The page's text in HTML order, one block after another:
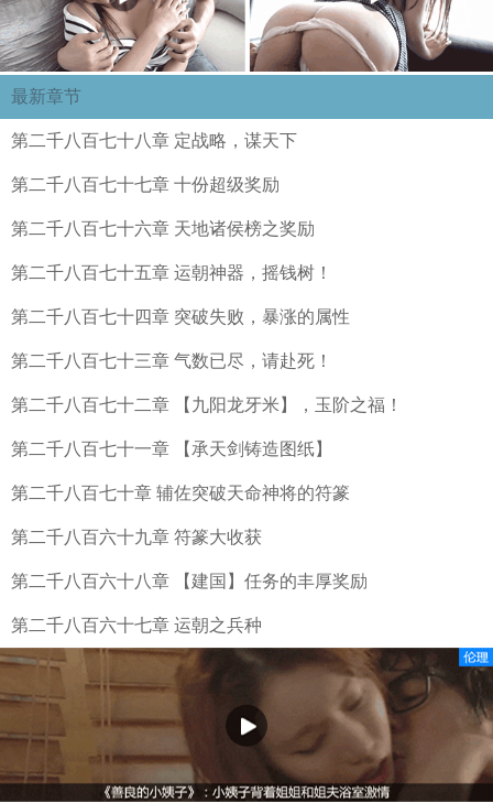
最新章节
第二千八百七十八章 定战略，谋天下
第二千八百七十七章 十份超级奖励
第二千八百七十六章 天地诸侯榜之奖励
第二千八百七十五章 运朝神器，摇钱树！
第二千八百七十四章 突破失败，暴涨的属性
第二千八百七十三章 气数已尽，请赴死！
第二千八百七十二章 【九阳龙牙米】，玉阶之福！
第二千八百七十一章 【承天剑铸造图纸】
第二千八百七十章 辅佐突破天命神将的符篆
第二千八百六十九章 符篆大收获
第二千八百六十八章 【建国】任务的丰厚奖励
第二千八百六十七章 运朝之兵种